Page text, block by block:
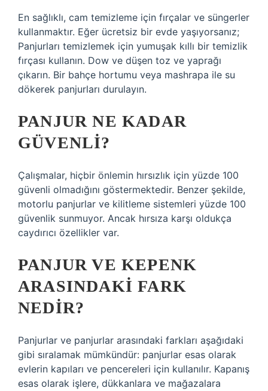
En sağlıklı, cam temizleme için fırçalar ve süngerler
kullanmaktır. Eğer ücretsiz bir evde yaşıyorsanız;
Panjurları temizlemek için yumuşak kıllı bir temizlik
fırçası kullanın. Dow ve düşen toz ve yaprağı
çıkarın. Bir bahçe hortumu veya mashrapa ile su
dökerek panjurları durulayın.
PANJUR NE KADAR
GÜVENLI?
Çalışmalar, hiçbir önlemin hırsızlık için yüzde 100
güvenli olmadığını göstermektedir. Benzer şekilde,
motorlu panjurlar ve kilitleme sistemleri yüzde 100
güvenlik sunmuyor. Ancak hırsıza karşı oldukça
caydırıcı özellikler var.
PANJUR VE KEPENK
ARASINDAKI FARK
NEDIR?
Panjurlar ve panjurlar arasındaki farkları aşağıdaki
gibi sıralamak mümkündür: panjurlar esas olarak
evlerin kapıları ve pencereleri için kullanılır. Kapanış
esas olarak işlere, dükkanlara ve mağazalara